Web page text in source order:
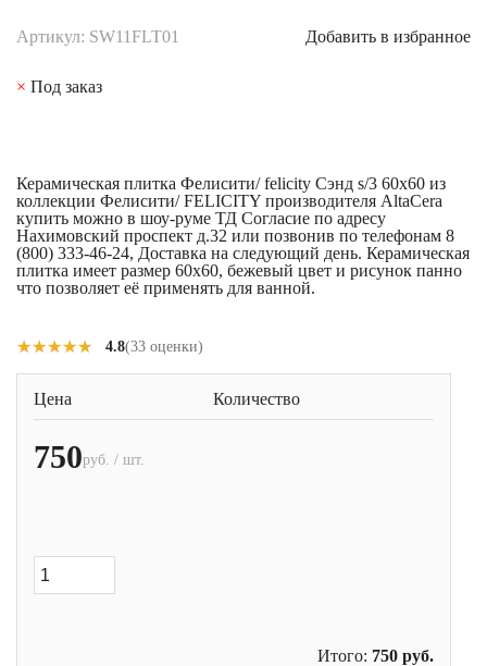
Артикул: SW11FLT01 Добавить в избранное
× Под заказ
Керамическая плитка Фелисити/ felicity Сэнд s/3 60x60 из
коллекции Фелисити/ FELICITY производителя AltaCera
купить можно в шоу-руме ТД Согласие по адресу
Нахимовский проспект д.32 или позвонив по телефонам 8
(800) 333-46-24, Доставка на следующий день. Керамическая
плитка имеет размер 60x60, бежевый цвет и рисунок панно
что позволяет её применять для ванной.
★★★★★
★★★★★ 4.8(33 оценки)
Цена Количество
750руб. / шт.
Итого: 750 руб.